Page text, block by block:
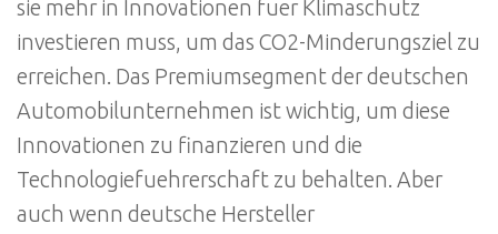
sie mehr in Innovationen fuer Klimaschutz
investieren muss, um das CO2-Minderungsziel zu
erreichen. Das Premiumsegment der deutschen
Automobilunternehmen ist wichtig, um diese
Innovationen zu finanzieren und die
Technologiefuehrerschaft zu behalten. Aber
auch wenn deutsche Hersteller